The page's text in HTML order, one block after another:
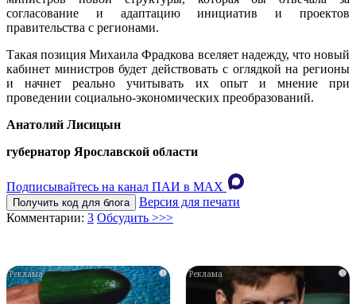
согласование и адаптацию инициатив и проектов
правительства с регионами.
Такая позиция Михаила Фрадкова вселяет надежду, что новый
кабинет министров будет действовать с оглядкой на регионы
и начнет реально учитывать их опыт и мнение при
проведении социально-экономических преобразований.
Анатолий Лисицын
губернатор Ярославской области
Подписывайтесь на канал ПАИ в MAХ
Получить код для блога
Версия для печати
Комментарии: 3 Обсудить >>>
i i